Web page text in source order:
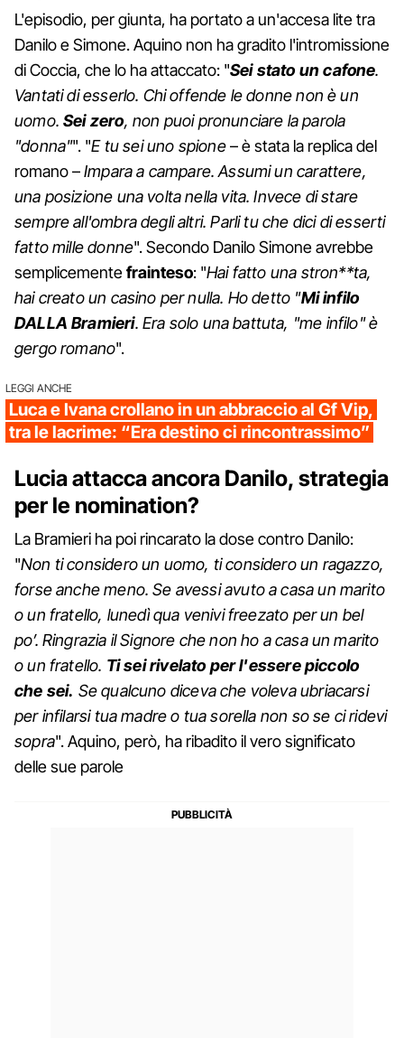
L'episodio, per giunta, ha portato a un'accesa lite tra
Danilo e Simone. Aquino non ha gradito l'intromissione
di Coccia, che lo ha attaccato: "Sei stato un cafone.
Vantati di esserlo. Chi offende le donne non è un
uomo.Sei zero, non puoi pronunciare la parola
"donna"". "E tu sei uno spione– è stata la replica del
romano –Impara a campare. Assumi un carattere,
una posizione una volta nella vita. Invece di stare
sempre all'ombra degli altri. Parli tu che dici di esserti
fatto mille donne". Secondo Danilo Simone avrebbe
semplicementefrainteso: "Hai fatto una stron**ta,
hai creato un casino per nulla. Ho detto "Mi infilo
DALLA Bramieri. Era solo una battuta, "me infilo" è
gergo romano".
LEGGI ANCHE
Luca e Ivana crollano in un abbraccio al Gf Vip,
tra le lacrime: “Era destino ci rincontrassimo”
Lucia attacca ancora Danilo, strategia
per le nomination?
La Bramieri ha poi rincarato la dose contro Danilo:
"Non ti considero un uomo, ti considero un ragazzo,
forse anche meno. Se avessi avuto a casa un marito
o un fratello, lunedì qua venivi freezato per un bel
po’. Ringrazia il Signore che non ho a casa un marito
o un fratello. Ti sei rivelato per l'essere piccolo
che sei. Se qualcuno diceva che voleva ubriacarsi
per infilarsi tua madre o tua sorella non so se ci ridevi
sopra". Aquino, però, ha ribadito il vero significato
delle sue parole